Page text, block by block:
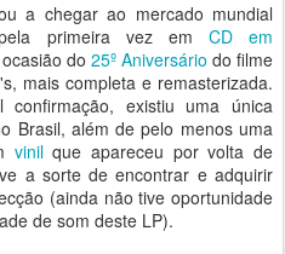
a chegar ao mercado mundial
primeira vez em CD em
do 25º Aniversário do filme
mais completa e remasterizada.
confirmação, existiu uma única
Brasil, além de pelo menos uma
vinilque apareceu por volta de
a sorte de encontrar e adquirir
(ainda não tive oportunidade
de som deste LP).